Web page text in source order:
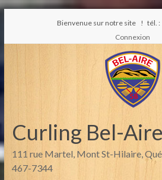
Bienvenue sur notre site ! tél.
Connexion
Curling Bel-Aire
111 rue Martel, Mont St-Hilaire,
467-7344